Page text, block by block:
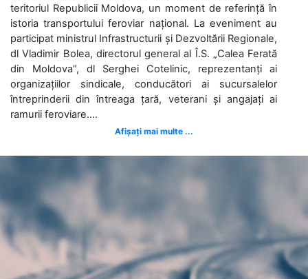
teritoriul Republicii Moldova, un moment de referință în
istoria transportului feroviar național. La eveniment au
participat ministrul Infrastructurii și Dezvoltării Regionale,
dl Vladimir Bolea, directorul general al Î.S. „Calea Ferată
din Moldova”, dl Serghei Cotelinic, reprezentanți ai
organizațiilor sindicale, conducători ai sucursalelor
întreprinderii din întreaga țară, veterani și angajați ai
ramurii feroviare....
Afișați mai multe ...